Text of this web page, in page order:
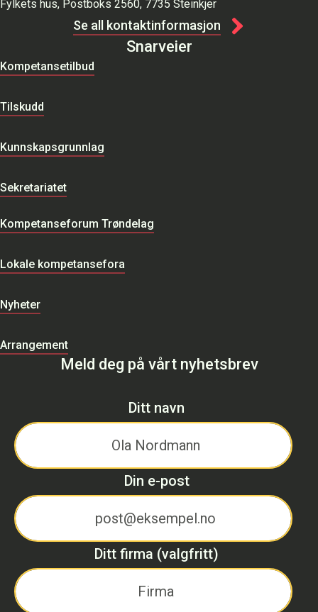
Fylkets hus, Postboks 2560, 7735 Steinkjer
Se all kontaktinformasjon
Snarveier
Kompetansetilbud
Tilskudd
Kunnskapsgrunnlag
Sekretariatet
Kompetanseforum Trøndelag
Lokale kompetansefora
Nyheter
Arrangement
Meld deg på vårt nyhetsbrev
Ditt navn
Din e-post
Ditt firma (valgfritt)